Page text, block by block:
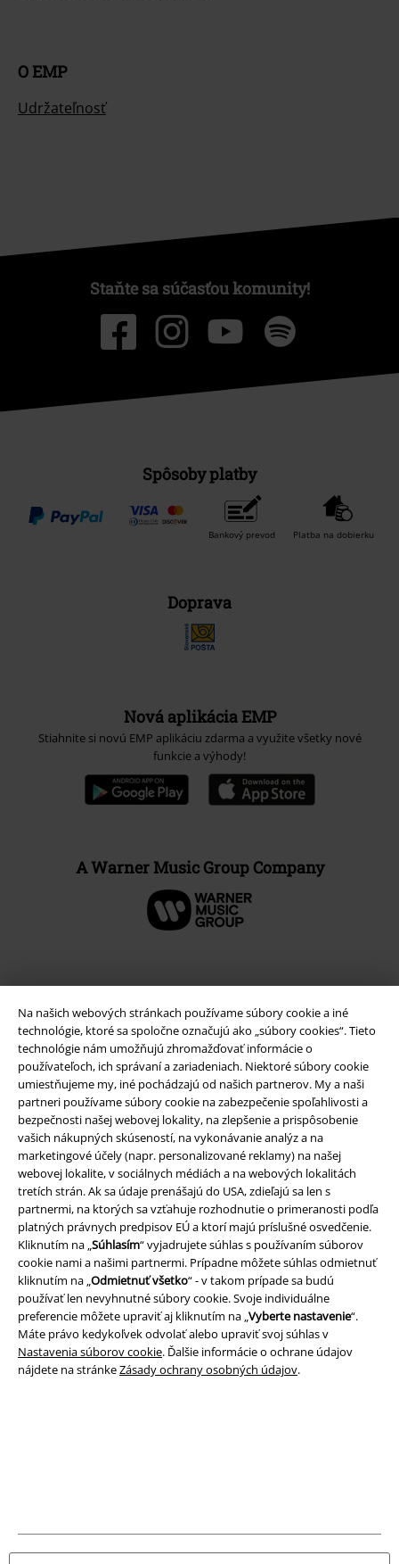
Na našich webových stránkach používame súbory cookie a iné
technológie, ktoré sa spoločne označujú ako „súbory cookies“. Tieto
technológie nám umožňujú zhromažďovať informácie o
používateľoch, ich správaní a zariadeniach. Niektoré súbory cookie
umiestňujeme my, iné pochádzajú od našich partnerov. My a naši
partneri používame súbory cookie na zabezpečenie spoľahlivosti a
bezpečnosti našej webovej lokality, na zlepšenie a prispôsobenie
vašich nákupných skúseností, na vykonávanie analýz a na
marketingové účely (napr. personalizované reklamy) na našej
webovej lokalite, v sociálnych médiách a na webových lokalitách
tretích strán. Ak sa údaje prenášajú do USA, zdieľajú sa len s
partnermi, na ktorých sa vzťahuje rozhodnutie o primeranosti podľa
platných právnych predpisov EÚ a ktorí majú príslušné osvedčenie.
Kliknutím na „Súhlasím“ vyjadrujete súhlas s používaním súborov
cookie nami a našimi partnermi. Prípadne môžete súhlas odmietnuť
kliknutím na „Odmietnuť všetko“ - v takom prípade sa budú
používať len nevyhnutné súbory cookie. Svoje individuálne
preferencie môžete upraviť aj kliknutím na „Vyberte nastavenie“.
Máte právo kedykoľvek odvolať alebo upraviť svoj súhlas v
Nastavenia súborov cookie. Ďalšie informácie o ochrane údajov
nájdete na stránkeZásady ochrany osobných údajov.
O EMP
Udržateľnosť
Staňte sa súčasťou komunity!
Spôsoby platby
Bankový prevod Platba na dobierku
Doprava
Nová aplikácia EMP
Stiahnite si novú EMP aplikáciu zdarma a využite všetky nové
funkcie a výhody!
A Warner Music Group Company
Právne informácie
Podmienky
Imprint
Ochrana osobných údajov
Likvidácia odpadu a ochrana životného prostredia
Vyhlásenie o zhode
Informácie o prístupnosti